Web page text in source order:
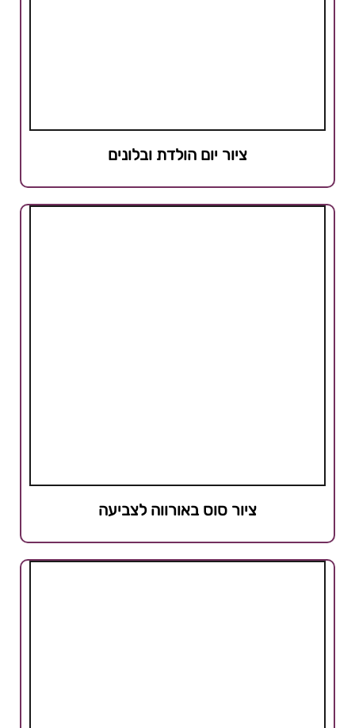
ציור יום הולדת ובלונים
ציור סוס באורווה לצביעה